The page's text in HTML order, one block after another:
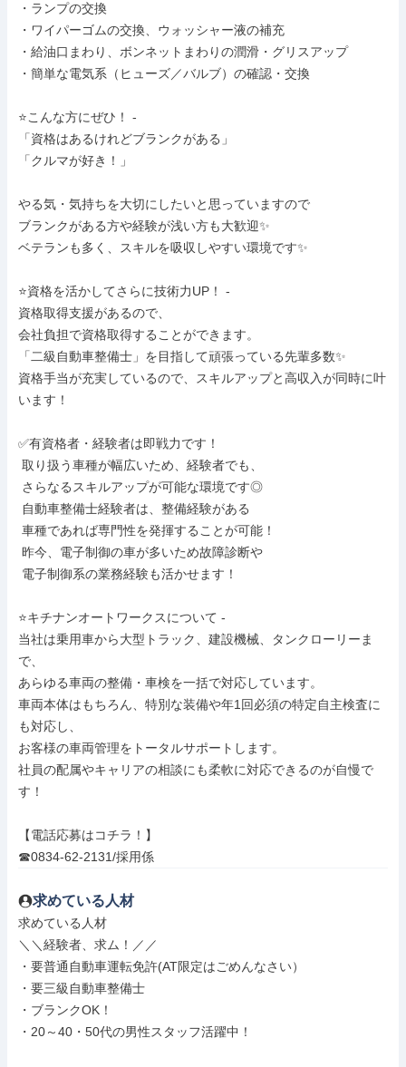
・ランプの交換
・ワイパーゴムの交換、ウォッシャー液の補充
・給油口まわり、ボンネットまわりの潤滑・グリスアップ
・簡単な電気系（ヒューズ／バルブ）の確認・交換
⭐こんな方にぜひ！ -
「資格はあるけれどブランクがある」
「クルマが好き！」
やる気・気持ちを大切にしたいと思っていますので
ブランクがある方や経験が浅い方も大歓迎✨
ベテランも多く、スキルを吸収しやすい環境です✨
⭐資格を活かしてさらに技術力UP！ -
資格取得支援があるので、
会社負担で資格取得することができます。
「二級自動車整備士」を目指して頑張っている先輩多数✨
資格手当が充実しているので、スキルアップと高収入が同時に叶
います！
✅有資格者・経験者は即戦力です！
⭐キチナンオートワークスについて -
当社は乗用車から大型トラック、建設機械、タンクローリーま
で、
あらゆる車両の整備・車検を一括で対応しています。
車両本体はもちろん、特別な装備や年1回必須の特定自主検査に
も対応し、
お客様の車両管理をトータルサポートします。
社員の配属やキャリアの相談にも柔軟に対応できるのが自慢で
す！
【電話応募はコチラ！】
☎0834-62-2131/採用係
求めている人材
求めている人材
＼＼経験者、求ム！／／
・要普通自動車運転免許(AT限定はごめんなさい）
・要三級自動車整備士
・ブランクOK！
・20～40・50代の男性スタッフ活躍中！